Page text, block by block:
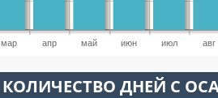
мар апр май июн июл авг
КОЛИЧЕСТВО ДНЕЙ С